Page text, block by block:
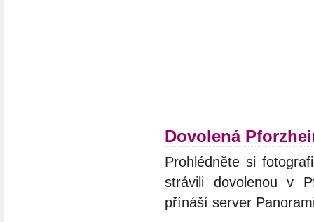
Dovolená
Prohlédněte si
strávili dovolenou v
přínáší server